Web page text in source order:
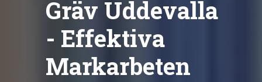
Gräv Uddevalla
- Effektiva
Markarbeten